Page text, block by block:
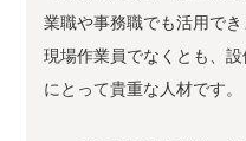
業職や事務職でも活用でき
現場作業員でなくとも、
にとって貴重な人材です。